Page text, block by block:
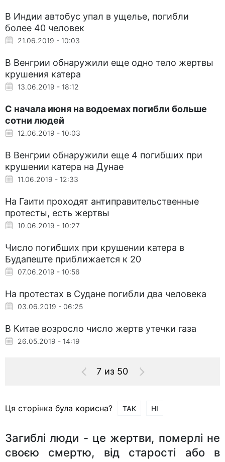
В Индии автобус упал в ущелье, погибли
более 40 человек
21.06.2019 - 10:03
В Венгрии обнаружили еще одно тело жертвы
крушения катера
13.06.2019 - 18:12
С начала июня на водоемах погибли больше
сотни людей
12.06.2019 - 10:03
В Венгрии обнаружили еще 4 погибших при
крушении катера на Дунае
11.06.2019 - 12:33
На Гаити проходят антиправительственные
протесты, есть жертвы
10.06.2019 - 10:27
Число погибших при крушении катера в
Будапеште приближается к 20
07.06.2019 - 10:56
На протестах в Судане погибли два человека
03.06.2019 - 06:25
В Китае возросло число жертв утечки газа
26.05.2019 - 14:19
7 из 50
Ця сторінка була корисна? ТАК НІ
Загиблі люди - це жертви, померлі не
своєю смертю, від старості або в